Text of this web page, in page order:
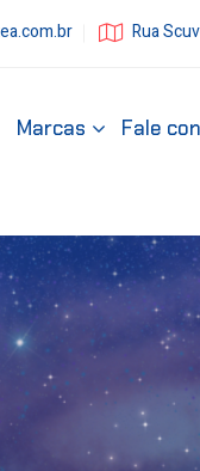
Rua
Marcas Fale